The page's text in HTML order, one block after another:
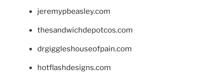
jeremypbeasley.com
thesandwichdepotcos.com
drgiggleshouseofpain.com
hotflashdesigns.com